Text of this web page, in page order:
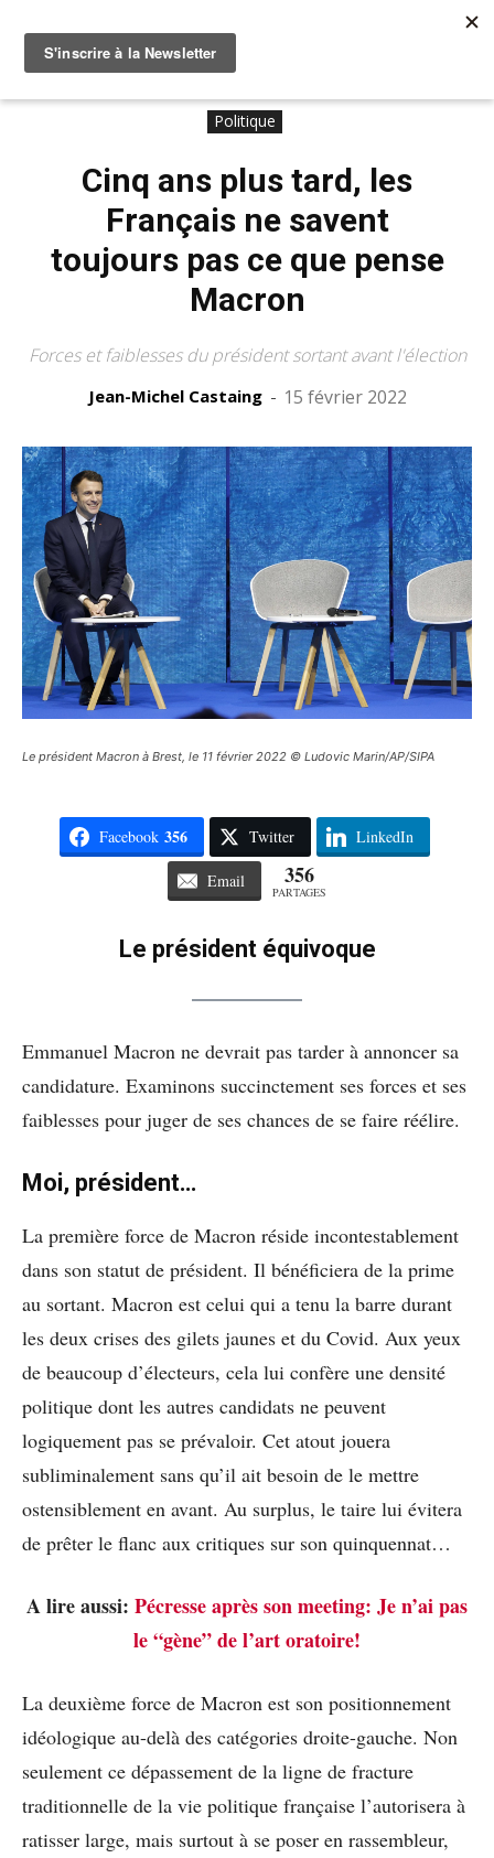
Politique
Cinq ans plus tard, les
Français ne savent
toujours pas ce que pense
Macron
Forces et faiblesses du président sortant avant l'élection
Jean-Michel Castaing - 15 février 2022
Le président Macron à Brest, le 11 février 2022 © Ludovic Marin/AP/SIPA
Facebook 356 Twitter LinkedIn
Email 356
PARTAGES
Le président équivoque
Emmanuel Macron ne devrait pas tarder à annoncer sa
candidature. Examinons succinctement ses forces et ses
faiblesses pour juger de ses chances de se faire réélire.
Moi, président…
La première force de Macron réside incontestablement
dans son statut de président. Il bénéficiera de la prime
au sortant. Macron est celui qui a tenu la barre durant
les deux crises des gilets jaunes et du Covid. Aux yeux
de beaucoup d’électeurs, cela lui confère une densité
politique dont les autres candidats ne peuvent
logiquement pas se prévaloir. Cet atout jouera
subliminalement sans qu’il ait besoin de le mettre
ostensiblement en avant. Au surplus, le taire lui évitera
de prêter le flanc aux critiques sur son quinquennat…
A lire aussi: Pécresse après son meeting: Je n’ai pas
le “gène” de l’art oratoire!
La deuxième force de Macron est son positionnement
idéologique au-delà des catégories droite-gauche. Non
seulement ce dépassement de la ligne de fracture
traditionnelle de la vie politique française l’autorisera à
ratisser large, mais surtout à se poser en rassembleur,